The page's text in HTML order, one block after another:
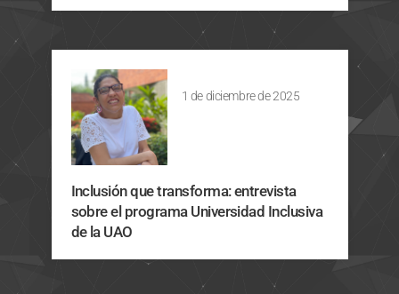
1 de diciembre de 2025
Inclusión que transforma: entrevista
sobre el programa Universidad Inclusiva
de la UAO